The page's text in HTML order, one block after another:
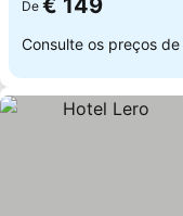
De € 149
Consulte os preços de